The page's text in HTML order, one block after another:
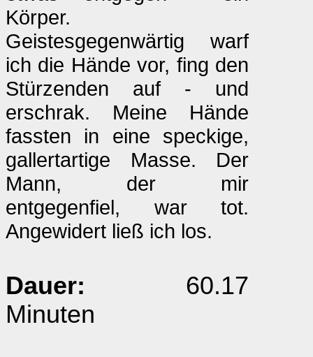
Körper.
Geistesgegenwärtig warf
ich die Hände vor, fing den
Stürzenden auf - und
erschrak. Meine Hände
fassten in eine speckige,
gallertartige Masse. Der
Mann, der mir
entgegenfiel, war tot.
Angewidert ließ ich los.
Dauer: 60.17
Minuten